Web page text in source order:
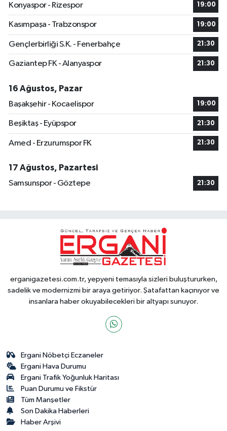
Konyaspor - Rizespor
19:00
Kasımpaşa - Trabzonspor 19:00
Gençlerbirliği S.K. - Fenerbahçe 21:30
Gaziantep FK - Alanyaspor 21:30
16 Ağustos, Pazar
Başakşehir - Kocaelispor
19:00
Beşiktaş - Eyüpspor 21:30
Amed - Erzurumspor FK 21:30
17 Ağustos, Pazartesi
Samsunspor - Göztepe
21:30
erganigazetesi.com.tr, yepyeni temasıyla sizleri buluştururken,
sadelik ve modernizmi bir araya getiriyor. Şatafattan kaçınıyor ve
insanlara haber okuyabilecekleri bir altyapı sunuyor.
Ergani Nöbetçi Eczaneler
Ergani Hava Durumu
Ergani Trafik Yoğunluk Haritası
Puan Durumu ve Fikstür
Tüm Manşetler
Son Dakika Haberleri
Haber Arşivi